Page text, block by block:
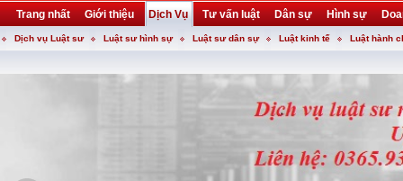
Trang nhất Giới thiệu Dịch Vụ Tư vấn luật Dân sự Hình sự
Khuyến mại Liên hệ forum utility
Dịch vụ Luật sư Luật sư hình sự Luật sư dân sự Luật kinh tế Luật hành